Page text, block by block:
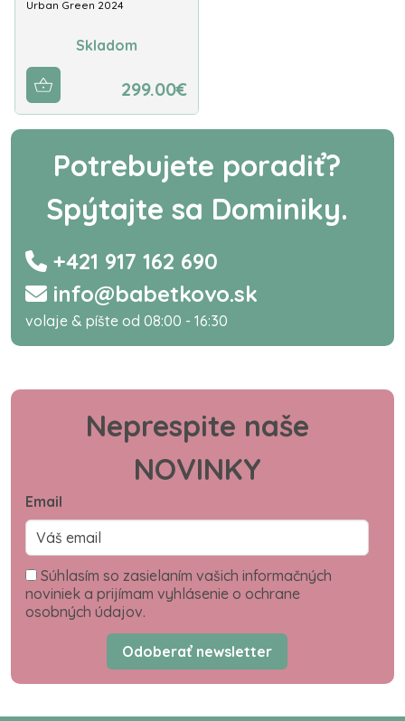
Urban Green 2024
Skladom
299.00€
Potrebujete poradiť?
Spýtajte sa Dominiky.
+421 917 162 690
info@babetkovo.sk
volaje & píšte od 08:00 - 16:30
Neprespite naše
NOVINKY
Email
Súhlasím so zasielaním vašich informačných
noviniek a prijímam vyhlásenie o ochrane
osobných údajov.
Odoberať newsletter